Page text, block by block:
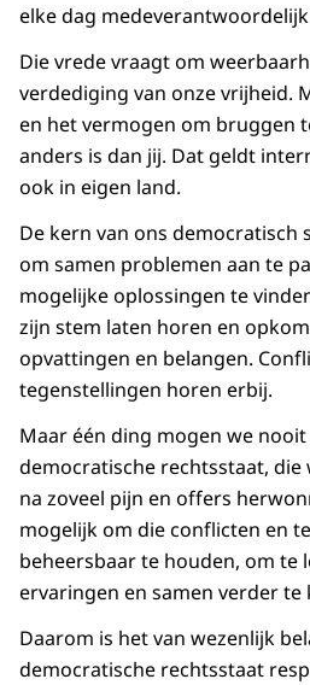
elke dag medeverantwoordelijk
Die vrede vraagt om
verdediging van onze vrijheid.
en het vermogen om bruggen
anders is dan jij. Dat geldt
ook in eigen land.
De kern van ons democratisch
om samen problemen aan te
mogelijke oplossingen te
zijn stem laten horen en
opvattingen en belangen.
tegenstellingen horen erbij.
Maar één ding mogen we
democratische rechtsstaat, die
na zoveel pijn en offers
mogelijk om die conflicten en
beheersbaar te houden, om te
ervaringen en samen verder te
Daarom is het van wezenlijk
democratische rechtsstaat